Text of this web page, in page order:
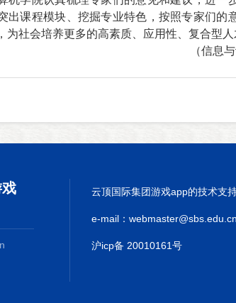
出课程模块、挖掘专业特色，按照专家们的
为社会培养更多的高素质、应用性、复合型人
（信息
云顶国际集团游戏app的技术支
e-mail： webmaster@sbs.edu.cn
沪icp备 20010161号